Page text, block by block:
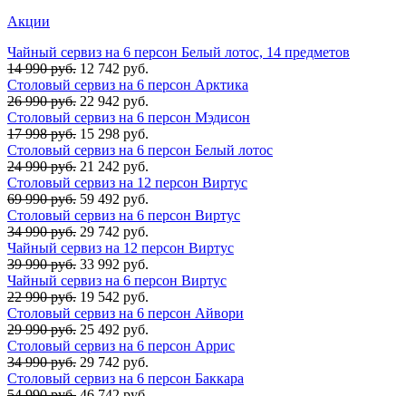
Акции
Чайный сервиз на 6 персон Белый лотос, 14 предметов
14 990 руб. 12 742 руб.
Столовый сервиз на 6 персон Арктика
26 990 руб. 22 942 руб.
Столовый сервиз на 6 персон Мэдисон
17 998 руб. 15 298 руб.
Столовый сервиз на 6 персон Белый лотос
24 990 руб. 21 242 руб.
Столовый сервиз на 12 персон Виртус
69 990 руб. 59 492 руб.
Столовый сервиз на 6 персон Виртус
34 990 руб. 29 742 руб.
Чайный сервиз на 12 персон Виртус
39 990 руб. 33 992 руб.
Чайный сервиз на 6 персон Виртус
22 990 руб. 19 542 руб.
Столовый сервиз на 6 персон Айвори
29 990 руб. 25 492 руб.
Столовый сервиз на 6 персон Аррис
34 990 руб. 29 742 руб.
Столовый сервиз на 6 персон Баккара